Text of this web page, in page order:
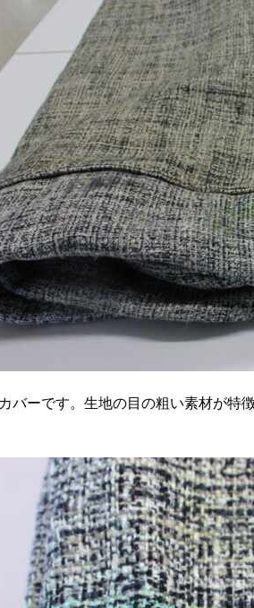
バーです。生地の目の粗い素材が特徴